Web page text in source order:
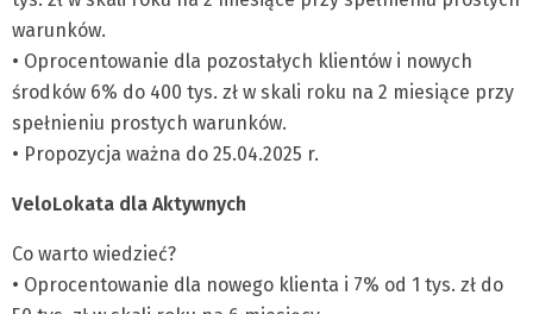
warunków.
• Oprocentowanie dla pozostałych klientów i nowych
środków 6% do 400 tys. zł w skali roku na 2 miesiące przy
spełnieniu prostych warunków.
• Propozycja ważna do 25.04.2025 r.
VeloLokata dla Aktywnych
Co warto wiedzieć?
• Oprocentowanie dla nowego klienta i 7% od 1 tys. zł do